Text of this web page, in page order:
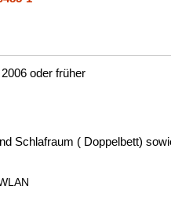
oder früher
Schlafraum ( Doppelbett)